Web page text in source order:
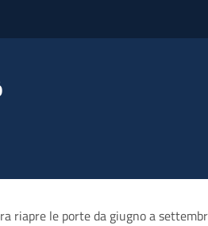
riapre le porte da giugno a